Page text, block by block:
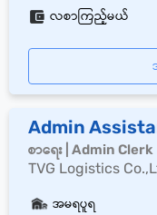
လစာကြည့်မယ်
Admin
စာရေး | Admin Clerk
TVG Logistics
အမရပူရ